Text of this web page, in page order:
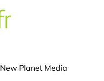
New Planet Media